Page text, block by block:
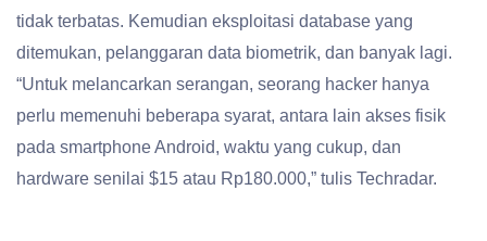
tidak terbatas. Kemudian eksploitasi database yang
ditemukan, pelanggaran data biometrik, dan banyak lagi.
“Untuk melancarkan serangan, seorang hacker hanya
perlu memenuhi beberapa syarat, antara lain akses fisik
pada smartphone Android, waktu yang cukup, dan
hardware senilai $15 atau Rp180.000,” tulis Techradar.